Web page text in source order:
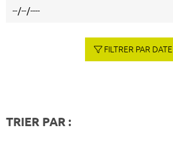
FILTRER PAR DATE
TRIER PAR :